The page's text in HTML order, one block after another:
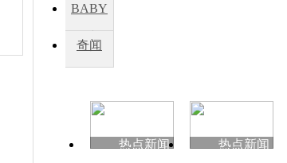
因
BABY
秀
奇闻
热点新闻
热点新闻